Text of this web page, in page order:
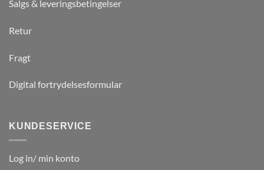
Salgs & leveringsbetingelser
Retur
Fragt
Digital fortrydelsesformular
KUNDESERVICE
Log in/ min konto